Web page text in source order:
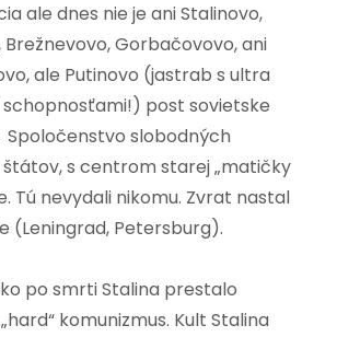
ale dnes nie je ani Stalinovo,
Gorbačovovo, ani
ale Putinovo (jastrab s ultra
schopnosťami!) post sovietske
Spoločenstvo slobodných
s centrom starej „matičky
Tú nevydali nikomu. Zvrat nastal
(Leningrad, Petersburg).
po smrti Stalina prestalo
komunizmus. Kult Stalina